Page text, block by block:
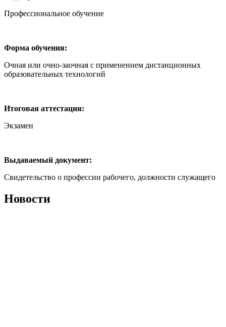
Профессиональное обучение
Форма обучения:
Очная или очно-заочная с применением дистанционных
образовательных технологий
Итоговая аттестация:
Экзамен
Выдаваемый документ:
Свидетельство о профессии рабочего, должности служащего
Новости